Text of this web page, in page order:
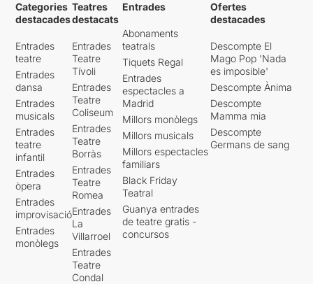
Categories
destacades
Entrades
teatre
Entrades
dansa
Entrades
musicals
Entrades
teatre
infantil
Entrades
òpera
Entrades
improvisació
Entrades
monòlegs
Teatres
destacats
Entrades
Teatre
Tívoli
Entrades
Teatre
Coliseum
Entrades
Teatre
Borràs
Entrades
Teatre
Romea
Entrades
La
Villarroel
Entrades
Teatre
Condal
Entrades
Abonaments
teatrals
Tiquets Regal
Entrades
espectacles a
Madrid
Millors monòlegs
Millors musicals
Millors espectacles
familiars
Black Friday
Teatral
Guanya entrades
de teatre gratis -
concursos
Ofertes
destacades
Descompte El
Mago Pop 'Nada
es imposible'
Descompte Ànima
Descompte
Mamma mia
Descompte
Germans de sang